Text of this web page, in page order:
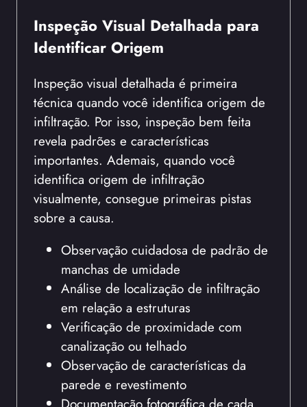
Inspeção Visual Detalhada para
Identificar Origem
Inspeção visual detalhada é primeira
técnica quando você identifica origem de
infiltração. Por isso, inspeção bem feita
revela padrões e características
importantes. Ademais, quando você
identifica origem de infiltração
visualmente, consegue primeiras pistas
sobre a causa.
Observação cuidadosa de padrão de
manchas de umidade
Análise de localização de infiltração
em relação a estruturas
Verificação de proximidade com
canalização ou telhado
Observação de características da
parede e revestimento